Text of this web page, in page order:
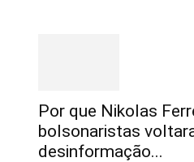
Por que Nikolas
bolsonaristas
desinformação...